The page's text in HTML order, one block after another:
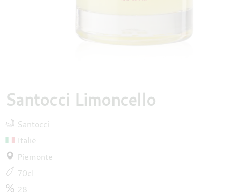
Santocci Limoncello
Santocci
Italië
Piemonte
70cl
28